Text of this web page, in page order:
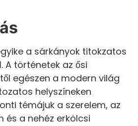
a sárkányok titokzatos
A történetek az ősi
egészen a modern világ
helyszíneken
témájuk a szerelem, az
és a nehéz erkölcsi